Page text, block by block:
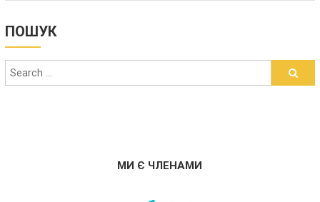
ПОШУК
МИ Є ЧЛЕНАМИ